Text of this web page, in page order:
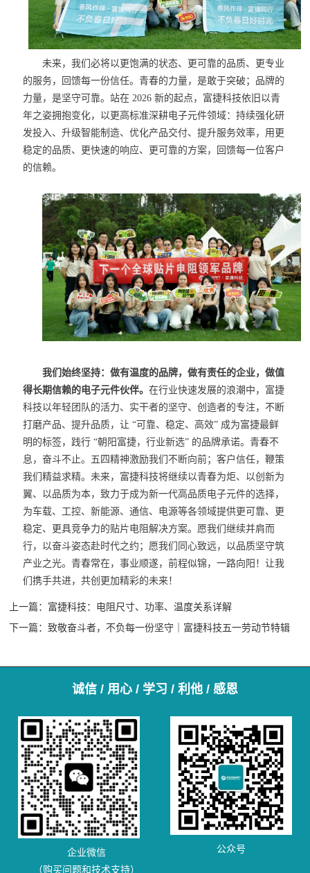
未来，我们必将以更饱满的状态、更可靠的品质、更专业
的服务，回馈每一份信任。青春的力量，是敢于突破；品牌的
力量，是坚守可靠。站在 2026 新的起点，富捷科技依旧以青
年之姿拥抱变化，以更高标准深耕电子元件领域：持续强化研
发投入、升级智能制造、优化产品交付、提升服务效率，用更
稳定的品质、更快速的响应、更可靠的方案，回馈每一位客户
的信赖。
我们始终坚持：做有温度的品牌，做有责任的企业，做值
得长期信赖的电子元件伙伴。在行业快速发展的浪潮中，富捷
科技以年轻团队的活力、实干者的坚守、创造者的专注，不断
打磨产品、提升品质，让 “可靠、稳定、高效” 成为富捷最鲜
明的标签，践行 “朝阳富捷，行业新选” 的品牌承诺。青春不
息，奋斗不止。五四精神激励我们不断向前；客户信任，鞭策
我们精益求精。未来，富捷科技将继续以青春为炬、以创新为
翼、以品质为本，致力于成为新一代高品质电子元件的选择，
为车载、工控、新能源、通信、电源等各领域提供更可靠、更
稳定、更具竞争力的贴片电阻解决方案。 愿我们继续并肩而
行，以奋斗姿态赴时代之约；愿我们同心致远，以品质坚守筑
产业之光。青春常在，事业顺遂，前程似锦，一路向阳！让我
们携手共进，共创更加精彩的未来！
上一篇： 富捷科技：电阻尺寸、功率、温度关系详解
下一篇：致敬奋斗者，不负每一份坚守｜富捷科技五一劳动节特辑
诚信 / 用心 / 学习 / 利他 / 感恩
企业微信
（购买问题和技术支持）
公众号